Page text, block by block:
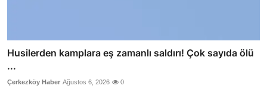
Husilerden kamplara eş zamanlı saldırı! Çok sayıda ölü
...
Çerkezköy Haber Ağustos 6, 2026 0